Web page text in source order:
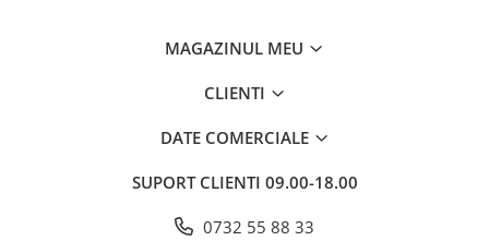
MAGAZINUL MEU
CLIENTI
DATE COMERCIALE
SUPORT CLIENTI 09.00-18.00
0732 55 88 33